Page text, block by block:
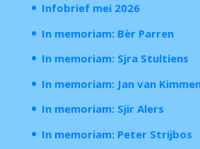
Infobrief mei 2026
In memoriam: Bèr Parren
In memoriam: Sjra Stultiens
In memoriam: Jan van
In memoriam: Sjir Alers
In memoriam: Peter Strijbos